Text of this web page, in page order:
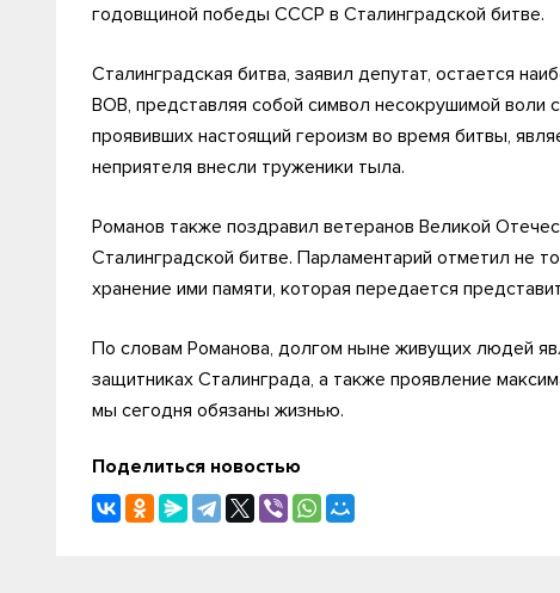
годовщиной победы СССР в Сталинградской битве.
Сталинградская битва, заявил депутат, остается
ВОВ, представляя собой символ несокрушимой воли
проявивших настоящий героизм во время битвы,
неприятеля внесли труженики тыла.
Романов также поздравил ветеранов Великой
Сталинградской битве. Парламентарий отметил не
хранение ими памяти, которая передается
По словам Романова, долгом ныне живущих людей
защитниках Сталинграда, а также проявление
мы сегодня обязаны жизнью.
Поделиться новостью